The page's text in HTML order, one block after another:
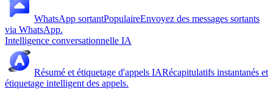
WhatsApp sortantPopulaireEnvoyez des messages sortants
via WhatsApp.
Intelligence conversationnelle IA
Résumé et étiquetage d'appels IARécapitulatifs instantanés et
étiquetage intelligent des appels.